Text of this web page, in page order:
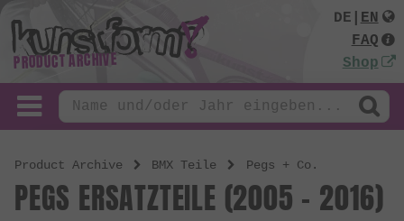
PRODUCT ARCHIVE
DE
EN
FAQ
Shop
Product Archive BMX Teile Pegs + Co.
PEGS ERSATZTEILE (2005 - 2016)